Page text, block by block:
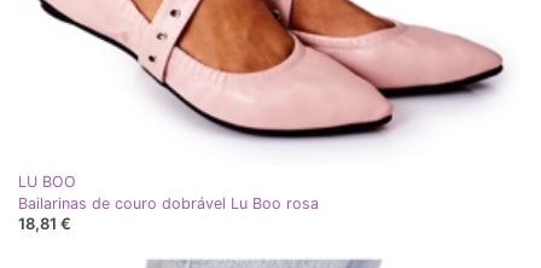
LU BOO
Bailarinas de couro dobrável Lu Boo rosa
18,81 €